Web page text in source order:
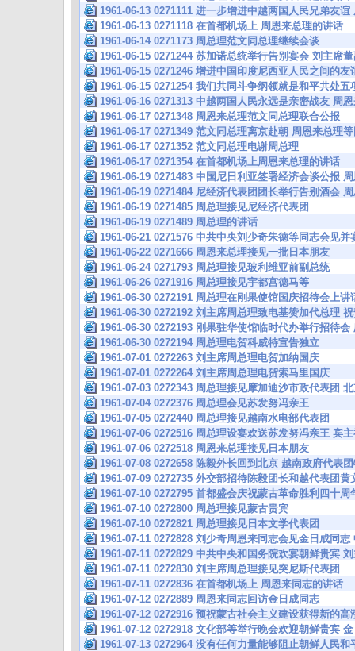
1961-06-13 0271111 进一步增进中越两国人民兄弟友
1961-06-13 0271118 在首都机场上 周恩来总理的讲话
1961-06-14 0271173 周总理范文同总理继续会谈
1961-06-15 0271244 苏加诺总统举行告别宴会 刘主席
1961-06-15 0271246 增进中国印度尼西亚人民之间的
1961-06-15 0271254 我们共同斗争纲领就是和平共处
1961-06-16 0271313 中越两国人民永远是亲密战友 周
1961-06-17 0271348 周恩来总理范文同总理联合公报
1961-06-17 0271349 范文同总理离京赴朝 周恩来总理
1961-06-17 0271352 范文同总理电谢周总理
1961-06-17 0271354 在首都机场上周恩来总理的讲话
1961-06-19 0271483 中国尼日利亚签署经济会谈公报
1961-06-19 0271484 尼经济代表团团长举行告别酒会
1961-06-19 0271485 周总理接见尼经济代表团
1961-06-19 0271489 周总理的讲话
1961-06-21 0271576 中共中央刘少奇朱德等同志会见
1961-06-22 0271666 周恩来总理接见一批日本朋友
1961-06-24 0271793 周总理接见玻利维亚前副总统
1961-06-26 0271916 周总理接见宇都宫德马等
1961-06-30 0272191 周总理在刚果使馆国庆招待会上
1961-06-30 0272192 刘主席周总理致电基赞加代总理
1961-06-30 0272193 刚果驻华使馆临时代办举行招待
1961-06-30 0272194 周总理电贺科威特宣告独立
1961-07-01 0272263 刘主席周总理电贺加纳国庆
1961-07-01 0272264 刘主席周总理电贺索马里国庆
1961-07-03 0272343 周总理接见摩加迪沙市政代表团
1961-07-04 0272376 周总理会见苏发努冯亲王
1961-07-05 0272440 周总理接见越南水电部代表团
1961-07-06 0272516 周总理设宴欢送苏发努冯亲王 宾
1961-07-06 0272518 周恩来总理接见日本朋友
1961-07-08 0272658 陈毅外长回到北京 越南政府代表
1961-07-09 0272735 外交部招待陈毅团长和越代表团
1961-07-10 0272795 首都盛会庆祝蒙古革命胜利四十
1961-07-10 0272800 周总理接见蒙古贵宾
1961-07-10 0272821 周总理接见日本文学代表团
1961-07-11 0272828 刘少奇周恩来同志会见金日成同
1961-07-11 0272829 中共中央和国务院欢宴朝鲜贵宾
1961-07-11 0272830 刘主席周总理接见突尼斯代表团
1961-07-11 0272836 在首都机场上 周恩来同志的讲话
1961-07-12 0272889 周恩来同志回访金日成同志
1961-07-12 0272916 预祝蒙古社会主义建设获得新的
1961-07-12 0272918 文化部等举行晚会欢迎朝鲜贵宾
1961-07-13 0272964 没有任何力量能够阻止朝鲜人民